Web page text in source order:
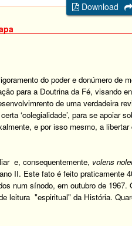
Download
do poder e donúmero de
para a Doutrina da Fé, visando
de uma verdadeira
‘colegialidade’, para se apoiar
e por isso mesmo, a
e, consequentemente, volens
II. Este fato é feito praticamente
num sínodo, em outubro de 1967.
leitura "espiritual" da História.